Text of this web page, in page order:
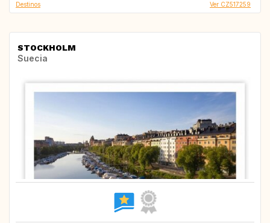
Destinos Ver CZ517259
STOCKHOLM
Suecia